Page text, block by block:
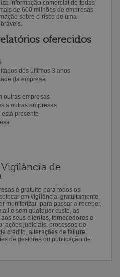
informação comercial de todas
de 600 milhões de empresas
sobre o risco de uma
oferecidos
dos últimos 3 anos
da empresa
outras empresas
a outras empresas
presente
de
é gratuito para todos os
em vigilância, gratuitamente,
monitorizar, para passar a receber,
e sem qualquer custo, as
seus clientes, fornecedores e
ações judiciais, processos de
crédito, alterações de failure,
de gestores ou publicação de